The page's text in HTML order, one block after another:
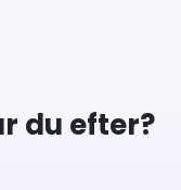
du efter?